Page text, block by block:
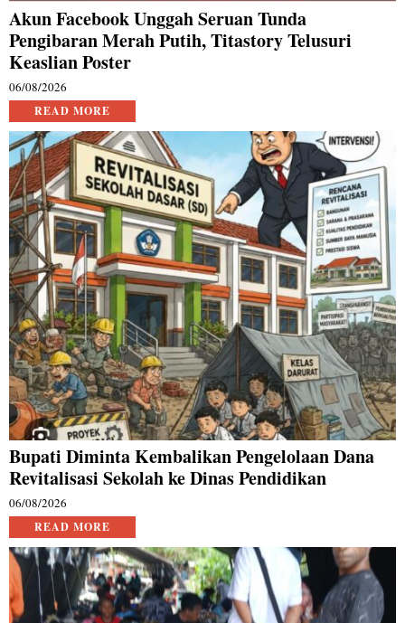
Akun Facebook Unggah Seruan Tunda
Pengibaran Merah Putih, Titastory Telusuri
Keaslian Poster
06/08/2026
READ MORE
Bupati Diminta Kembalikan Pengelolaan Dana
Revitalisasi Sekolah ke Dinas Pendidikan
06/08/2026
READ MORE